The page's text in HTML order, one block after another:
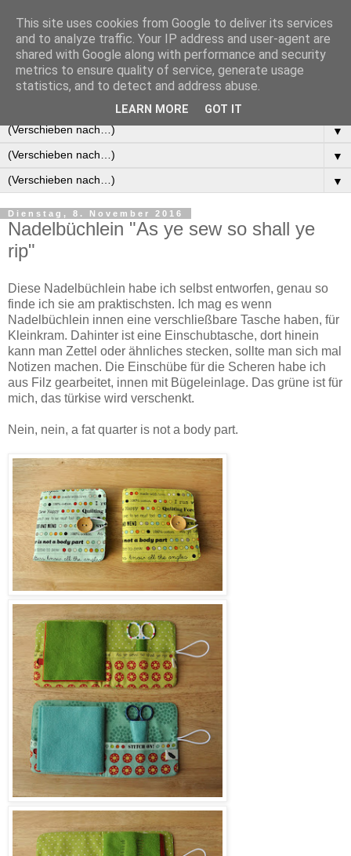
It's your mind that creates this world
▼
▼
▼
Dienstag, 8. November 2016
Nadelbüchlein "As ye sew so shall ye
rip"
Diese Nadelbüchlein habe ich selbst entworfen, genau so
finde ich sie am praktischsten. Ich mag es wenn
Nadelbüchlein innen eine verschließbare Tasche haben, für
Kleinkram. Dahinter ist eine Einschubtasche, dort hinein
kann man Zettel oder ähnliches stecken, sollte man sich mal
Notizen machen. Die Einschübe für die Scheren habe ich
aus Filz gearbeitet, innen mit Bügeleinlage. Das grüne ist für
mich, das türkise wird verschenkt.
Nein, nein, a fat quarter is not a body part.
This site uses cookies from Google to deliver its services
and to analyze traffic. Your IP address and user-agent are
shared with Google along with performance and security
metrics to ensure quality of service, generate usage
statistics, and to detect and address abuse.
LEARN MORE GOT IT